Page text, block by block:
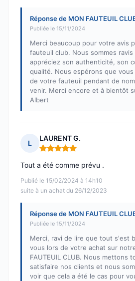
Réponse de MON FAUTEUIL
Publiée le 15/11/2024
Merci beaucoup pour votre avis
fauteuil club. Nous sommes
appréciez son authenticité, son
qualité. Nous espérons que
de votre fauteuil pendant de
venir. Merci encore et à bientôt
Albert
L
LAURENT G.
Note : 5 sur 5
Publié le 15/02/2024 à 14h10
suite à un achat du 26/12/2023
Tout a été comme prévu .
Réponse de MON FAUTEUIL
Publiée le 15/11/2024
Merci, ravi de lire que tout s'est
vous lors de votre achat sur
FAUTEUIL CLUB. Nous
satisfaire nos clients et nous
voir que cela a été le cas pour